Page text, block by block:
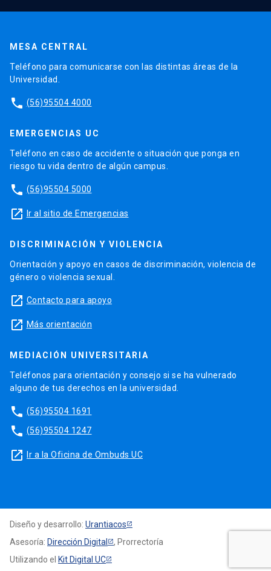
MESA CENTRAL
Teléfono para comunicarse con las distintas áreas de la
Universidad.
phone (56)95504 4000
EMERGENCIAS UC
Teléfono en caso de accidente o situación que ponga en
riesgo tu vida dentro de algún campus.
phone (56)95504 5000
launch Ir al sitio de Emergencias
DISCRIMINACIÓN Y VIOLENCIA
Orientación y apoyo en casos de discriminación, violencia de
género o violencia sexual.
launch Contacto para apoyo
launch Más orientación
MEDIACIÓN UNIVERSITARIA
Teléfonos para orientación y consejo si se ha vulnerado
alguno de tus derechos en la universidad.
phone (56)95504 1691
phone (56)95504 1247
launch Ir a la Oficina de Ombuds UC
Diseño y desarrollo: Urantiacos
Asesoría: Dirección Digital
, Prorrectoría
Utilizando el Kit Digital UC